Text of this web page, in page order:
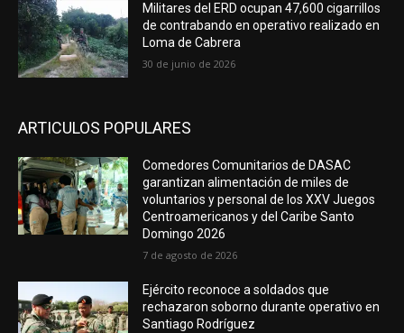
Militares del ERD ocupan 47,600 cigarrillos
de contrabando en operativo realizado en
Loma de Cabrera
30 de junio de 2026
ARTICULOS POPULARES
Comedores Comunitarios de DASAC
garantizan alimentación de miles de
voluntarios y personal de los XXV Juegos
Centroamericanos y del Caribe Santo
Domingo 2026
7 de agosto de 2026
Ejército reconoce a soldados que
rechazaron soborno durante operativo en
Santiago Rodríguez